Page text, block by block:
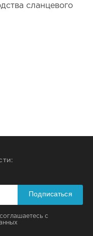
сланцевого
Подписаться
с